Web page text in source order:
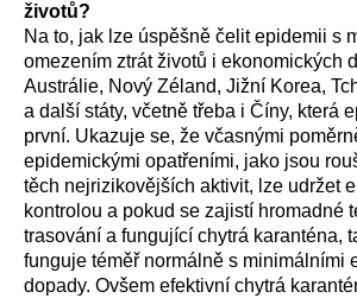
životů?
Na to, jak lze úspěšně čelit epidemii s
omezením ztrát životů i ekonomických
Austrálie, Nový Zéland, Jižní Korea,
a další státy, včetně třeba i Číny, která
první. Ukazuje se, že včasnými
epidemickými opatřeními, jako jsou
těch nejrizikovějších aktivit, lze udržet
kontrolou a pokud se zajistí hromadné
trasování a fungující chytrá karanténa,
funguje téměř normálně s minimálními
dopady. Ovšem efektivní chytrá